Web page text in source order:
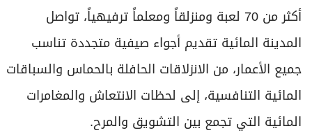
أكثر من 70 لعبة ومنزلقاً ومعلماً ترفيهياً، تواصل
المدينة المائية تقديم أجواء صيفية متجددة تناسب
جميع الأعمار، من الانزلاقات الحافلة بالحماس والسباقات
المائية التنافسية، إلى لحظات الانتعاش والمغامرات
المائية التي تجمع بين التشويق والمرح.